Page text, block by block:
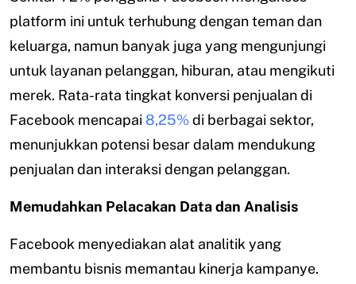
platform ini untuk terhubung dengan teman dan
keluarga, namun banyak juga yang mengunjungi
untuk layanan pelanggan, hiburan, atau mengikuti
merek. Rata-rata tingkat konversi penjualan di
Facebook mencapai 8,25%di berbagai sektor,
menunjukkan potensi besar dalam mendukung
penjualan dan interaksi dengan pelanggan.
Memudahkan Pelacakan Data dan Analisis
Facebook menyediakan alat analitik yang
membantu bisnis memantau kinerja kampanye.